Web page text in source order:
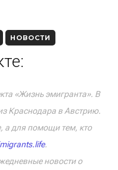
НОВОСТИ
«Жизнь эмигранта». В
Краснодара в Австрию.
а для помощи тем, кто
.
новости о